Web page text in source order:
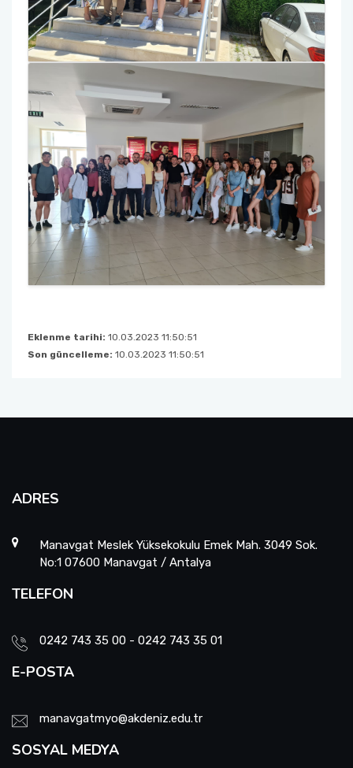
Eklenme tarihi: 10.03.2023 11:50:51
Son güncelleme: 10.03.2023 11:50:51
ADRES
Manavgat Meslek Yüksekokulu Emek Mah. 3049 Sok.
No:1 07600 Manavgat / Antalya
TELEFON
0242 743 35 00 - 0242 743 35 01
E-POSTA
manavgatmyo@akdeniz.edu.tr
SOSYAL MEDYA